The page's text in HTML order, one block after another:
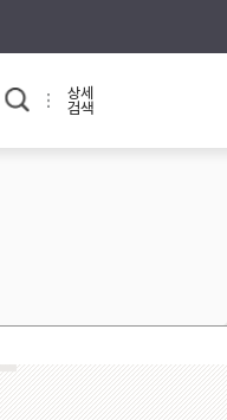
교과 연동 자료
상세
검색